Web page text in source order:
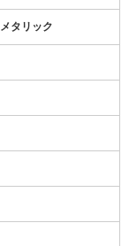
タリック